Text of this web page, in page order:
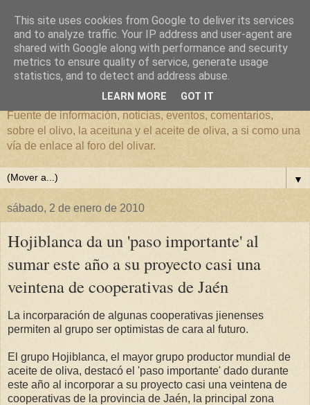
El mundo del Olivar
Fuente de información, noticias, eventos, comentarios,
sobre el olivo, la aceituna y el aceite de oliva, a si como una
vía de enlace al foro del olivar.
▼
sábado, 2 de enero de 2010
Hojiblanca da un 'paso importante' al
sumar este año a su proyecto casi una
veintena de cooperativas de Jaén
La incorparación de algunas cooperativas jienenses
permiten al grupo ser optimistas de cara al futuro.
El grupo Hojiblanca, el mayor grupo productor mundial de
aceite de oliva, destacó el 'paso importante' dado durante
este año al incorporar a su proyecto casi una veintena de
cooperativas de la provincia de Jaén, la principal zona
This site uses cookies from Google to deliver its services
and to analyze traffic. Your IP address and user-agent are
shared with Google along with performance and security
metrics to ensure quality of service, generate usage
statistics, and to detect and address abuse.
LEARN MORE GOT IT